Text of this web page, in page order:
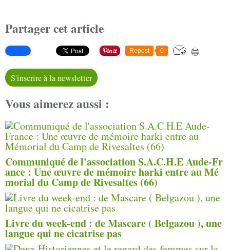
Partager cet article
Repost 0
S'inscrire à la newsletter
Vous aimerez aussi :
Communiqué de l'association S.A.C.H.E Aude-Fr
ance : Une œuvre de mémoire harki entre au Mé
morial du Camp de Rivesaltes (66)
Livre du week-end : de Mascare ( Belgazou ), une
langue qui ne cicatrise pas